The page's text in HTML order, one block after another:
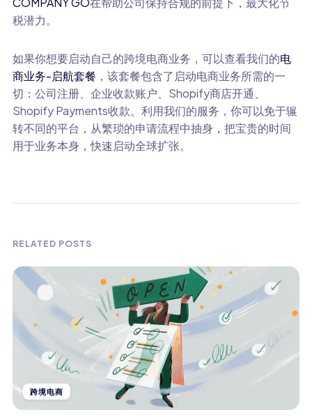
税潜力。
如果你想要启动自己的跨境电商业务，可以查看我们的电
商业务-启航套餐 ，该套餐包含了启动电商业务所需的一
切：公司注册、企业收款账户、Shopify商店开通、
Shopify Payments收款。利用我们的服务，你可以免于辗
转不同的平台，从繁琐的申请流程中抽身，把宝贵的时间
用于业务本身，快速启动全球扩张。
RELATED POSTS
跨境电商